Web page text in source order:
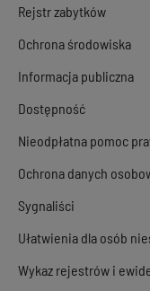
Rejstr zabytków
Ochrona środowiska
Informacja publiczna
Dostępność
Nieodpłatna pomoc
Ochrona danych
Sygnaliści
Ułatwienia dla osób
Wykaz rejestrów i